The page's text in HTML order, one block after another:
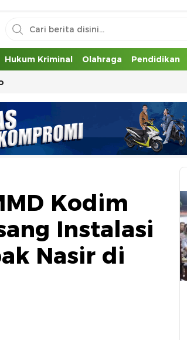
Hukum Kriminal Olahraga Pendidikan
Kodim
Instalasi
Nasir di